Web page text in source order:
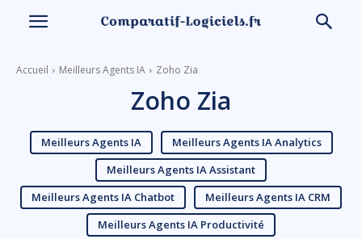
Accueil Meilleurs Agents IA Zoho Zia
Zoho Zia
Meilleurs Agents IA
Meilleurs Agents IA Analytics
Meilleurs Agents IA Assistant
Meilleurs Agents IA Chatbot
Meilleurs Agents IA CRM
Meilleurs Agents IA Productivité